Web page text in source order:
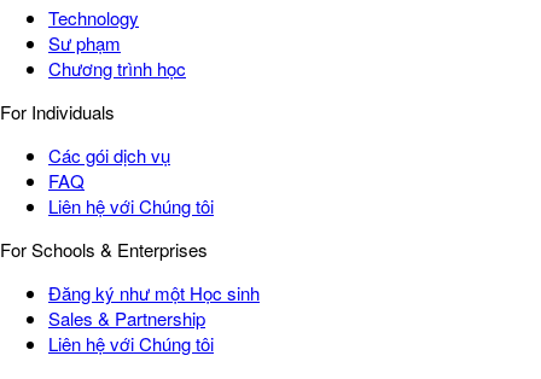
Technology
Sư phạm
Chương trình học
For Individuals
Các gói dịch vụ
FAQ
Liên hệ với Chúng tôi
For Schools & Enterprises
Đăng ký như một Học sinh
Sales & Partnership
Liên hệ với Chúng tôi